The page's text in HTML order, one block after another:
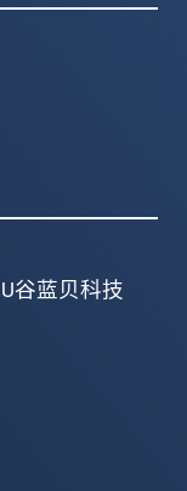
谷蓝贝科技